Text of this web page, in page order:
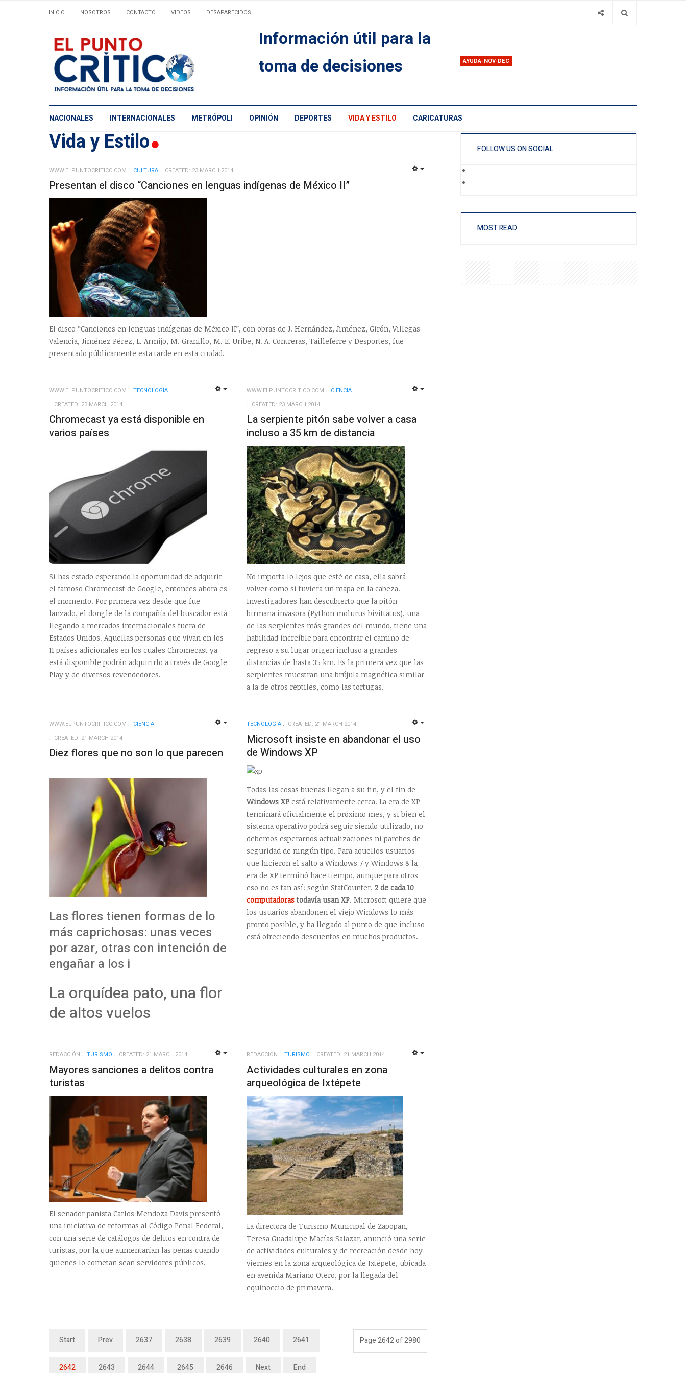
INICIO NOSOTROS CONTACTO VIDEOS DESAPARECIDOS
Información útil para la
toma de decisiones
AYUDA-NOV-DEC
NACIONALES INTERNACIONALES METRÓPOLI OPINIÓN DEPORTES VIDA Y ESTILO CARICATURAS
Vida y Estilo
WWW.ELPUNTOCRITICO.COM CULTURA CREATED: 23 MARCH 2014
Presentan el disco “Canciones en lenguas indígenas de México II”
El disco “Canciones en lenguas indígenas de México II”, con obras de J. Hernández, Jiménez, Girón, Villegas
Valencia, Jiménez Pérez, L. Armijo, M. Granillo, M. E. Uribe, N. A. Contreras, Tailleferre y Desportes, fue
presentado públicamente esta tarde en esta ciudad.
WWW.ELPUNTOCRITICO.COM
TECNOLOGÍ­A
CREATED: 23 MARCH 2014
Chromecast ya está disponible en
varios países
Si has estado esperando la oportunidad de adquirir
el famoso Chromecast de Google, entonces ahora es
el momento. Por primera vez desde que fue
lanzado, el dongle de la compañía del buscador está
llegando a mercados internacionales fuera de
Estados Unidos. Aquellas personas que vivan en los
11 países adicionales en los cuales Chromecast ya
está disponible podrán adquirirlo a través de Google
Play y de diversos revendedores.
WWW.ELPUNTOCRITICO.COM
CIENCIA
CREATED: 23 MARCH 2014
La serpiente pitón sabe volver a casa
incluso a 35 km de distancia
No importa lo lejos que esté de casa, ella sabrá
volver como si tuviera un mapa en la cabeza.
Investigadores han descubierto que la pitón
birmana invasora (Python molurus bivittatus), una
de las serpientes más grandes del mundo, tiene una
habilidad increíble para encontrar el camino de
regreso a su lugar origen incluso a grandes
distancias de hasta 35 km. Es la primera vez que las
serpientes muestran una brújula magnética similar
a la de otros reptiles, como las tortugas.
WWW.ELPUNTOCRITICO.COM
CIENCIA
CREATED: 21 MARCH 2014
Diez flores que no son lo que parecen
Las flores tienen formas de lo
más caprichosas: unas veces
por azar, otras con intención de
engañar a los i
La orquídea pato, una flor
de altos vuelos
TECNOLOGÍ­A CREATED: 21 MARCH 2014
Microsoft insiste en abandonar el uso
de Windows XP
Todas las cosas buenas llegan a su fin, y el fin de
Windows XPestá relativamente cerca. La era de XP
terminará oficialmente el próximo mes, y si bien el
sistema operativo podrá seguir siendo utilizado, no
debemos esperarnos actualizaciones ni parches de
seguridad de ningún tipo. Para aquellos usuarios
que hicieron el salto a Windows 7 y Windows 8 la
era de XP terminó hace tiempo, aunque para otros
eso no es tan así: según StatCounter, 2 de cada 10
computadorastodavía usan XP. Microsoft quiere que
los usuarios abandonen el viejo Windows lo más
pronto posible, y ha llegado al punto de que incluso
está ofreciendo descuentos en muchos productos.
REDACCIÓN TURISMO CREATED: 21 MARCH 2014
Mayores sanciones a delitos contra
turistas
El senador panista Carlos Mendoza Davis presentó
una iniciativa de reformas al Código Penal Federal,
con una serie de catálogos de delitos en contra de
turistas, por la que aumentarían las penas cuando
quienes lo cometan sean servidores públicos.
REDACCIÓN TURISMO CREATED: 21 MARCH 2014
Actividades culturales en zona
arqueológica de Ixtépete
La directora de Turismo Municipal de Zapopan,
Teresa Guadalupe Macías Salazar, anunció una serie
de actividades culturales y de recreación desde hoy
viernes en la zona arqueológica de Ixtépete, ubicada
en avenida Mariano Otero, por la llegada del
equinoccio de primavera.
Page 2642 of 2980
Start Prev 2637 2638 2639 2640 2641
2642 2643 2644 2645 2646 Next End
FOLLOW US ON SOCIAL
MOST READ